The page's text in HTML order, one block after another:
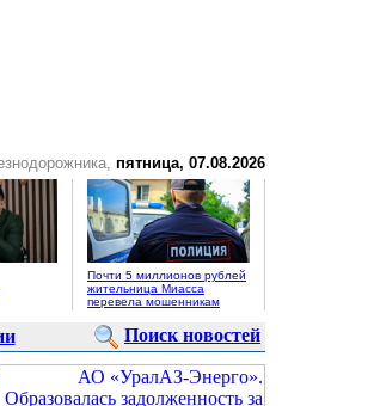
пятница, 07.08.2026
Почти 5 миллионов рублей
жительница Миасса
перевела мошенникам
Поиск новостей